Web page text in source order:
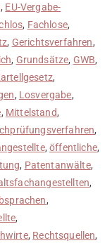
, EU-Vergabe-
, Fachlose,
, Gerichtsverfahren,
, Grundsätze, GWB,
,
, Losvergabe,
, Mittelstand,
,
,öffentliche,
, Patentanwälte,
,
,
,
, Rechtsquellen,